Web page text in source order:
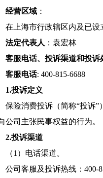
经营区域 ：
在上海市行政辖区内及已设
法定代表人 ：袁宏林
客服电话、投诉渠道和投诉
客服电话: 400-815-6688
1.投诉定义
保险消费投诉（简称“投诉
公司主张民事权益的行为。
2.投诉渠道
（1）电话渠道。
公司客服及投诉热线：400-